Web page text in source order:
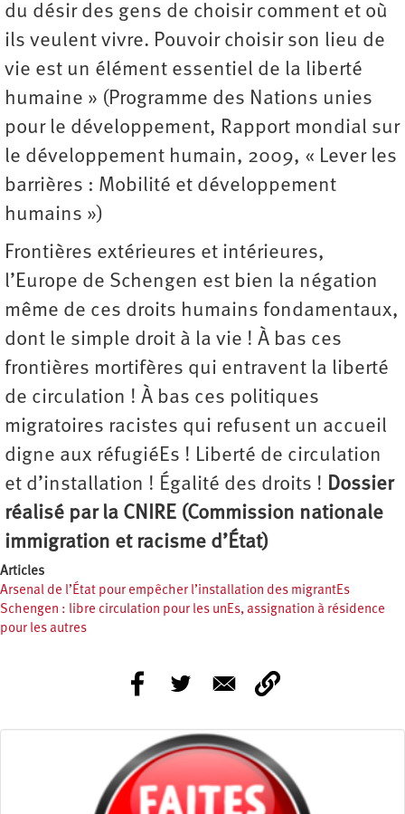
du désir des gens de choisir comment et où
ils veulent vivre. Pouvoir choisir son lieu de
vie est un élément essentiel de la liberté
humaine » (Programme des Nations unies
pour le développement, Rapport mondial sur
le développement humain, 2009, « Lever les
barrières : Mobilité et développement
humains »)
Frontières extérieures et intérieures,
l’Europe de Schengen est bien la négation
même de ces droits humains fondamentaux,
dont le simple droit à la vie ! À bas ces
frontières mortifères qui entravent la liberté
de circulation ! À bas ces politiques
migratoires racistes qui refusent un accueil
digne aux réfugiéEs ! Liberté de circulation
et d’installation ! Égalité des droits ! Dossier
réalisé par la CNIRE (Commission nationale
immigration et racisme d’État)
Articles
Arsenal de l’État pour empêcher l’installation des migrantEs
Schengen : libre circulation pour les unEs, assignation à résidence
pour les autres